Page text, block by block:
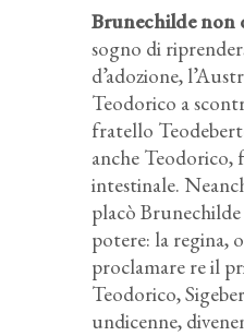
Brunechilde non
sogno di
d’adozione,
Teodorico a
fratello
anche Teodorico,
intestinale.
placò Brunechilde
potere: la regina,
proclamare re il
Teodorico,
undicenne,